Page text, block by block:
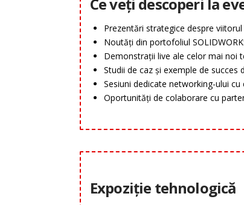
Prezentări strategice despre
Noutăți din portofoliul
Demonstrații live ale celor mai noi
Studii de caz și exemple de succes
Sesiuni dedicate networking-ului cu
Oportunități de colaborare cu
Expoziție tehnologică